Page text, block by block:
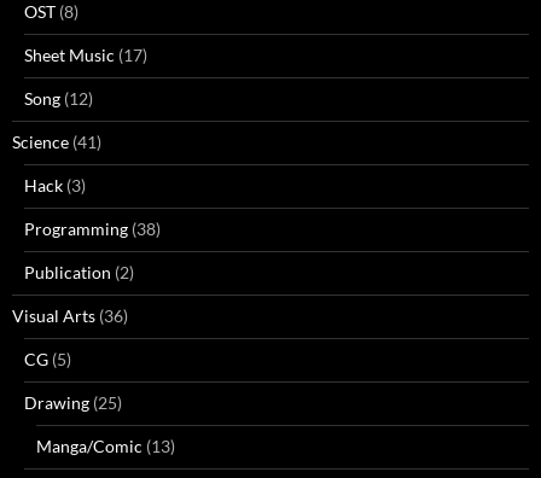
OST (8)
Sheet Music (17)
Song (12)
Science (41)
Hack (3)
Programming (38)
Publication (2)
Visual Arts (36)
CG (5)
Drawing (25)
Manga/Comic (13)